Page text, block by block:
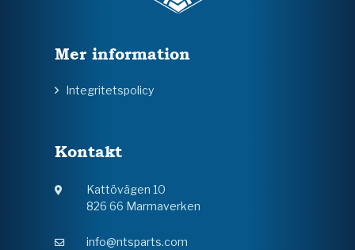
Mer information
Integritetspolicy
Kontakt
Kattövägen 10
826 66 Marmaverken
info@ntsparts.com